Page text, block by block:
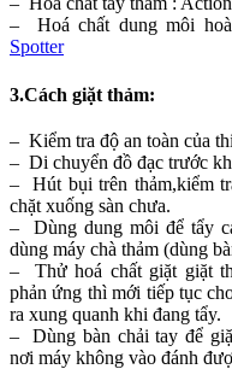
– Hoá chất dung môi
Spotter
3.Cách giặt thảm:
– Kiểm tra độ an toàn của
– Di chuyển đồ đạc trước
– Hút bụi trên thảm,kiểm
chặt xuống sàn chưa.
– Dùng dung môi để tẩy
dùng máy chà thảm (dùng
– Thử hoá chất giặt giặt
phản ứng thì mới tiếp tục
ra xung quanh khi đang tẩy.
– Dùng bàn chải tay để
nơi máy không vào đánh